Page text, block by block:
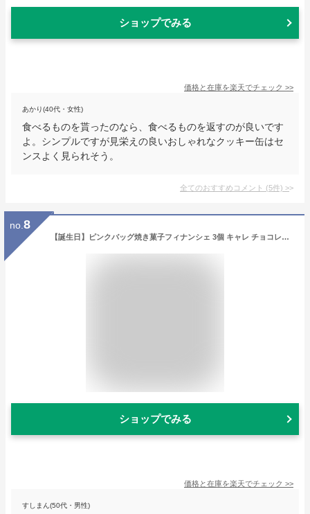
ショップでみる
価格と在庫を楽天でチェック >>
あかり(40代・女性)
食べるものを貰ったのなら、食べるものを返すのが良いです
よ。シンプルですが見栄えの良いおしゃれなクッキー缶はセ
ンスよく見られそう。
全てのおすすめコメント (5件) >
no. 8
【誕生日】ピンクバッグ焼き菓子フィナンシェ 3個 キャレ チョコレート 3個 詰め合わせ/プチギフト 誕生日 記念日 お土産 プレゼント スイーツ ギフト バレンタインデー お返し ホワイトデー
ショップでみる
価格と在庫を楽天でチェック >>
すしまん(50代・男性)